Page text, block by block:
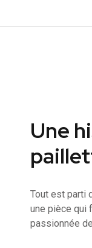
Une
Tout est parti
une pièce qui
passionnée